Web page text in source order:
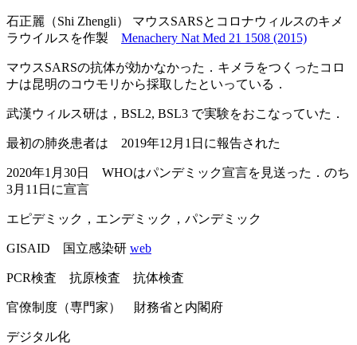
石正麗（Shi Zhengli） マウスSARSとコロナウィルスのキメ
ラウイルスを作製 Menachery Nat Med 21 1508 (2015)
マウスSARSの抗体が効かなかった．キメラをつくったコロ
ナは昆明のコウモリから採取したといっている．
武漢ウィルス研は，BSL2, BSL3 で実験をおこなっていた．
最初の肺炎患者は 2019年12月1日に報告された
2020年1月30日 WHOはパンデミック宣言を見送った．のち
3月11日に宣言
エピデミック，エンデミック，パンデミック
GISAID 国立感染研 web
PCR検査 抗原検査 抗体検査
官僚制度（専門家） 財務省と内閣府
デジタル化